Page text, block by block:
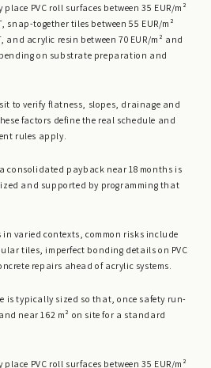
PVC roll surfaces between 35 EUR/m²
snap-together tiles between 55 EUR/m²
and acrylic resin between 70 EUR/m² and
on substrate preparation and
to verify flatness, slopes, drainage and
factors define the real schedule and
rules apply.
consolidated payback near 18 months is
and supported by programming that
in varied contexts, common risks include
tiles, imperfect bonding details on PVC
repairs ahead of acrylic systems.
is typically sized so that, once safety run-
near 162 m² on site for a standard
PVC roll surfaces between 35 EUR/m²